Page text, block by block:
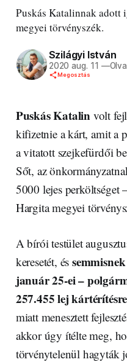
Puskás Katalinnak adott
megyei törvényszék.
Szilágyi István
2020 aug. 11 —
Megosztás
Puskás Katalin volt
kifizetnie a kárt, amit a
a vitatott szejkefürdői
Sőt, az
5000 lejes perköltséget
Hargita megyei
A bírói testület
keresetét, és
január 25-ei –
257.455 lej
miatt menesztett
akkor úgy ítélte meg,
törvénytelenül hagyták